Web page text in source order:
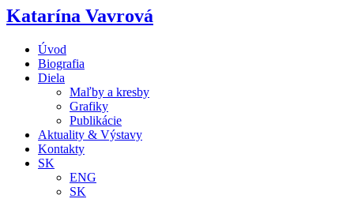
Katarína Vavrová
Úvod
Biografia
Diela
Maľby a kresby
Grafiky
Publikácie
Aktuality & Výstavy
Kontakty
SK
ENG
SK